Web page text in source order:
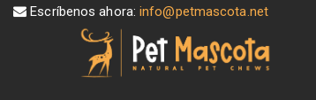
Escríbenos ahora: info@petmascota.net